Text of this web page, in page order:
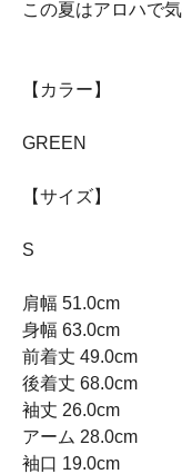
この夏はアロハで
【カラー】
GREEN
【サイズ】
S
肩幅 51.0cm
身幅 63.0cm
前着丈 49.0cm
後着丈 68.0cm
袖丈 26.0cm
アーム 28.0cm
袖口 19.0cm